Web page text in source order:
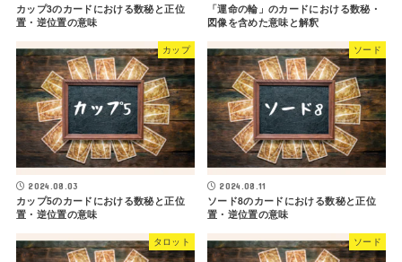
カップ3のカードにおける数秘と正位
置・逆位置の意味
「運命の輪」のカードにおける数秘・
図像を含めた意味と解釈
カップ
2024.08.03
カップ5のカードにおける数秘と正位
置・逆位置の意味
ソード
2024.08.11
ソード8のカードにおける数秘と正位
置・逆位置の意味
タロット ソード